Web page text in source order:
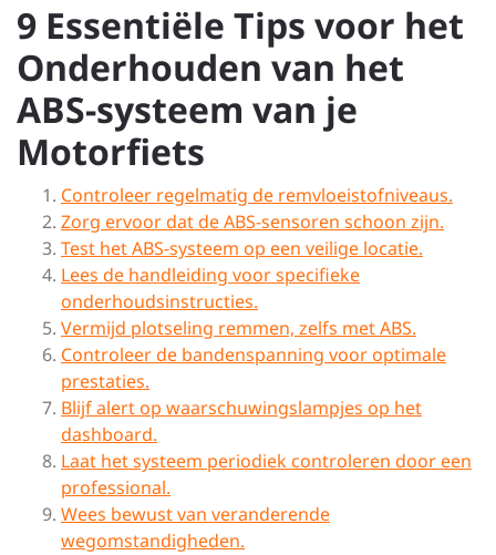
9 Essentiële Tips voor het
Onderhouden van het
ABS-systeem van je
Motorfiets
Controleer regelmatig de remvloeistofniveaus.
Zorg ervoor dat de ABS-sensoren schoon zijn.
Test het ABS-systeem op een veilige locatie.
Lees de handleiding voor specifieke
onderhoudsinstructies.
Vermijd plotseling remmen, zelfs met ABS.
Controleer de bandenspanning voor optimale
prestaties.
Blijf alert op waarschuwingslampjes op het
dashboard.
Laat het systeem periodiek controleren door een
professional.
Wees bewust van veranderende
wegomstandigheden.